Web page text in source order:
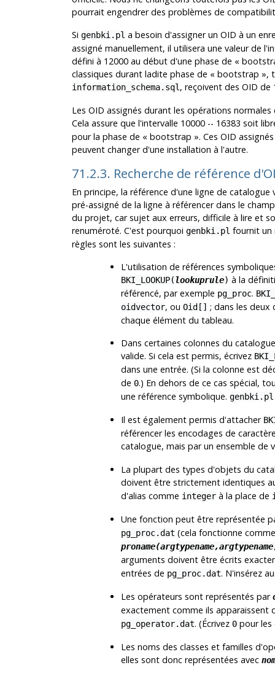
pourrait engendrer des problèmes de
Si genbki.pl a besoin d'assigner un OID à un
assigné manuellement, il utilisera une valeur de
défini à 12000 au début d'une phase de «
classiques durant ladite phase de « bootstrap »,
information_schema.sql , reçoivent des OID de
Les OID assignés durant les opérations
Cela assure que l'intervalle 10000 -- 16383 soit
pour la phase de « bootstrap ». Ces OID
peuvent changer d'une installation à l'autre.
71.2.3. Recherche de référence
En principe, la référence d'une ligne de
pré-assigné de la ligne à référencer dans le
du projet, car sujet aux erreurs, difficile à lire et
renuméroté. C'est pourquoi genbki.pl fournit un
règles sont les suivantes :
L'utilisation de références
BKI_LOOKUP(lookuprule) à la
référencé, par exemple pg_proc.
oidvector, ou Oid[] ; dans les deux
chaque élément du tableau.
Dans certaines colonnes du
valide. Si cela est permis, écrivez
dans une entrée. (Si la colonne est
de 0.) En dehors de ce cas spécial,
une référence symbolique. genbki.pl
Il est également permis d'attacher
référencer les encodages de
catalogue, mais par un ensemble de
La plupart des types d'objets du
doivent être strictement identiques
d'alias comme integerà la place de
Une fonction peut être représentée
pg_proc.dat (cela fonctionne
arguments doivent être écrits
entrées de pg_proc.dat. N'insérez
Les opérateurs sont représentés par
exactement comme ils apparaissent
pg_operator.dat. (Écrivez 0pour les
Les noms des classes et familles
elles sont donc représentées avec